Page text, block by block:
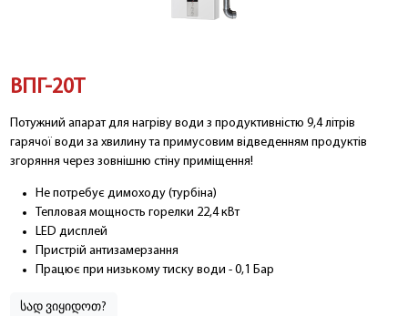
ВПГ-20Т
Потужний апарат для нагріву води з продуктивністю 9,4 літрів
гарячої води за хвилину та примусовим відведенням продуктів
згоряння через зовнішню стіну приміщення!
Не потребує димоходу (турбіна)
Тепловая мощность горелки 22,4 кВт
LED дисплей
Пристрій антизамерзання
Працює при низькому тиску води - 0,1 Бар
სად ვიყიდოთ?